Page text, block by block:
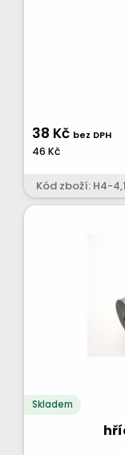
38 Kč bez DPH
46 Kč
Kód zboží: H4-4,1
Skladem